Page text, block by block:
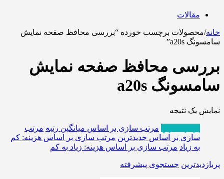
مقالات
خانه/محصولات برچسب خورده “بررسی محافظ صفحه نمایش
سامسونگ a20s”
بررسی محافظ صفحه نمایش
سامسونگ a20s
نمایش یک نتیجه
مرتب سازی بر اساس میانگین رتبه مرتب
سازی بر اساس جدیدترین مرتب سازی بر اساس هزینه: کم
به زیاد مرتب سازی بر اساس هزینه: زیاد به کم
پربازدیدترین جستجوی پیشرفته